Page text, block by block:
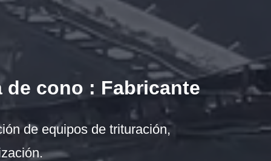
cono : Fabricante
de equipos de trituración,